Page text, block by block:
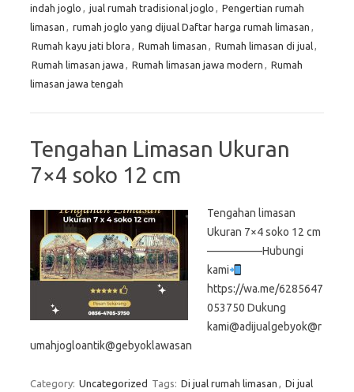
indah joglo , jual rumah tradisional joglo , Pengertian rumah
limasan , rumah joglo yang dijual Daftar harga rumah limasan ,
Rumah kayu jati blora , Rumah limasan , Rumah limasan di jual,
Rumah limasan jawa , Rumah limasan jawa modern , Rumah
limasan jawa tengah
Tengahan Limasan Ukuran
7×4 soko 12 cm
Tengahan limasan
Ukuran 7×4 soko 12 cm
—————Hubungi
kami
https://wa.me/6285647
053750 Dukung
kami@adijualgebyok@r
umahjogloantik@gebyoklawasan
Category: Uncategorized Tags: Di jual rumah limasan , Di jual